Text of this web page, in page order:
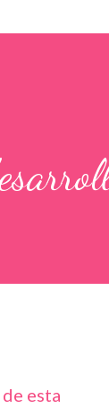
esta